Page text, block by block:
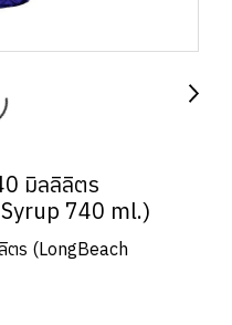
มิลลิลิตร
740 ml.)
ตร (LongBeach